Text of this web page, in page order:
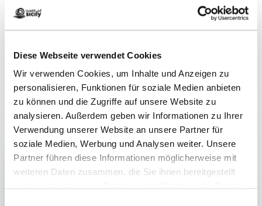
Diese Webseite verwendet Cookies
Wir verwenden Cookies, um Inhalte und Anzeigen zu
personalisieren, Funktionen für soziale Medien anbieten
zu können und die Zugriffe auf unsere Website zu
analysieren. Außerdem geben wir Informationen zu Ihrer
Verwendung unserer Website an unsere Partner für
soziale Medien, Werbung und Analysen weiter. Unsere
Partner führen diese Informationen möglicherweise mit
weiteren Daten zusammen, die Sie ihnen bereitgestellt
Verwandte Inhalte